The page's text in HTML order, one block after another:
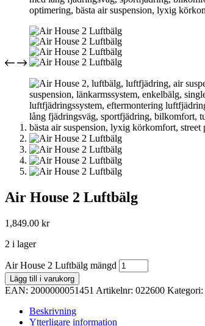
Air House 2 Luftbälg
1,849.00 kr
2 i lager
Air House 2 Luftbälg mängd
Lägg till i varukorg
EAN: 2000000051451 Artikelnr: 022600 Kategori:
Beskrivning
Ytterligare information